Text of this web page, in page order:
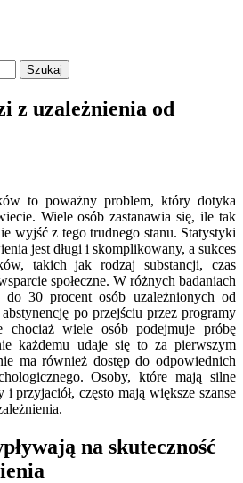
z uzależnienia od
to poważny problem, który dotyka
Wiele osób zastanawia się, ile tak
wyjść z tego trudnego stanu. Statystyki
jest długi i skomplikowany, a sukces
takich jak rodzaj substancji, czas
społeczne. W różnych badaniach
do 30 procent osób uzależnionych od
po przejściu przez programy
chociaż wiele osób podejmuje próbę
każdemu udaje się to za pierwszym
ma również dostęp do odpowiednich
Osoby, które mają silne
przyjaciół, często mają większe szanse
na skuteczność